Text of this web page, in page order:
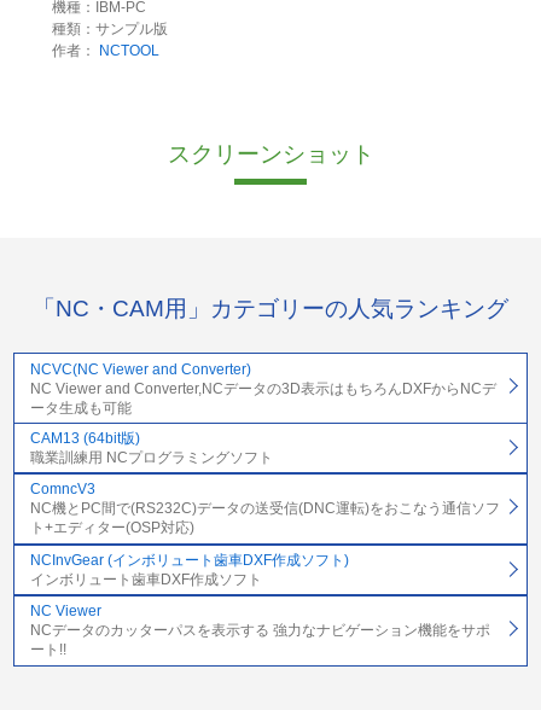
機種：IBM-PC
種類：サンプル版
作者：
NCTOOL
スクリーンショット
「NC・CAM用」カテゴリーの人気ランキング
NCVC(NC Viewer and Converter)
NC Viewer and Converter,NCデータの3D表示はもちろんDXFからNCデ
ータ生成も可能
CAM13 (64bit版)
職業訓練用 NCプログラミングソフト
ComncV3
NC機とPC間で(RS232C)データの送受信(DNC運転)をおこなう通信ソフ
ト+エディター(OSP対応)
NCInvGear (インボリュート歯車DXF作成ソフト)
インボリュート歯車DXF作成ソフト
NC Viewer
NCデータのカッターパスを表示する 強力なナビゲーション機能をサポ
ート!!